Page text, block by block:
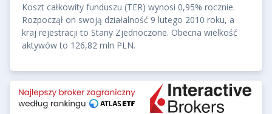
Koszt całkowity funduszu (TER) wynosi 0,95% rocznie.
Rozpoczął on swoją działalność 9 lutego 2010 roku, a
kraj rejestracji to Stany Zjednoczone. Obecna wielkość
aktywów to 126,82 mln PLN.